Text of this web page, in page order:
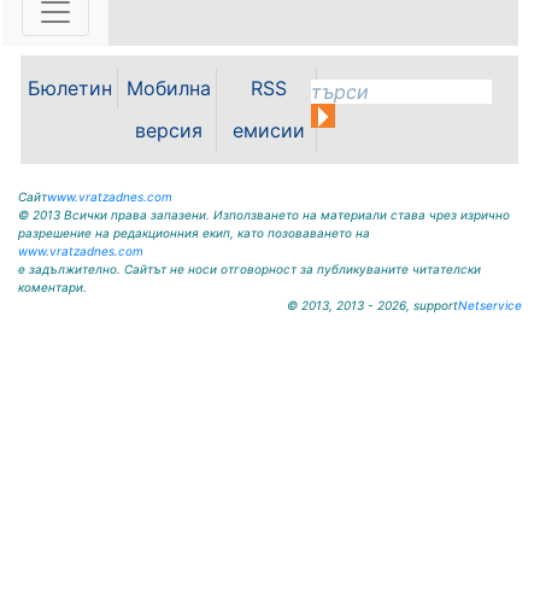
юли и 1 август на картинг пистата
във Враца. Всички...
Бюлетин
Мобилна
версия
RSS
емисии
Сайтwww.vratzadnes.com
© 2013 Всички права запазени. Използването на материали става чрез изрично
разрешение на редакционния екип, като позоваването на
www.vratzadnes.com
е задължително. Сайтът не носи отговорност за публикуваните читателски
коментари.
© 2013, 2013 - 2026, supportNetservice